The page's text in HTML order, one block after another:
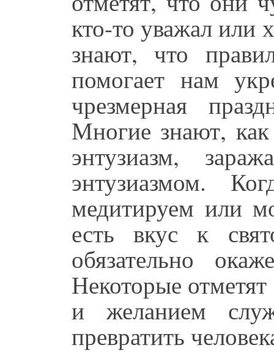
кто-то уважал или
знают, что
помогает нам
чрезмерная
Многие знают,
энтузиазм,
энтузиазмом.
медитируем или
есть вкус к
обязательно
Некоторые
и желанием
превратить